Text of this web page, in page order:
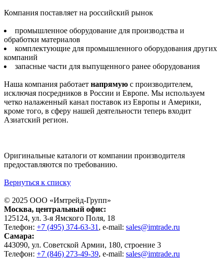
Компания поставляет на российский рынок
промышленное оборудование для производства и
обработки материалов
комплектующие для промышленного оборудования других
компаний
запасные части для выпущенного ранее оборудования
Наша компания работает напрямую с производителем,
исключая посредников в России и Европе. Мы используем
четко налаженный канал поставок из Европы и Америки,
кроме того, в сферу нашей деятельности теперь входит
Азиатский регион.
Оригинальные каталоги от компании производителя
предоставляются по требованию.
Вернуться к списку
© 2025 ООО «Имтрейд-Групп»
Москва, центральный офис:
125124, ул. 3-я Ямского Поля, 18
Телефон: +7 (495) 374-63-31 , e-mail: sales@imtrade.ru
Самара:
443090, ул. Советской Армии, 180, строение 3
Телефон: +7 (846) 273-49-39, e-mail: sales@imtrade.ru